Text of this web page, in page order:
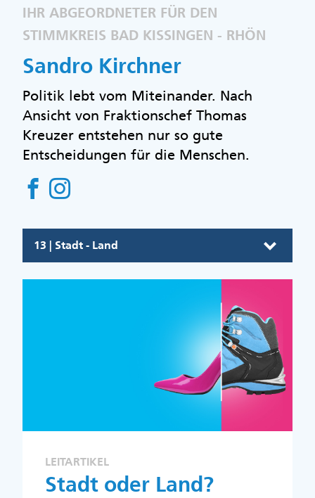
13 | Stadt - Land
IHR ABGEORDNETER FÜR DEN
STIMMKREIS BAD KISSINGEN - RHÖN
Sandro Kirchner
Politik lebt vom Miteinander. Nach
Ansicht von Fraktionschef Thomas
Kreuzer entstehen nur so gute
Entscheidungen für die Menschen.
LEITARTIKEL
Stadt oder Land?